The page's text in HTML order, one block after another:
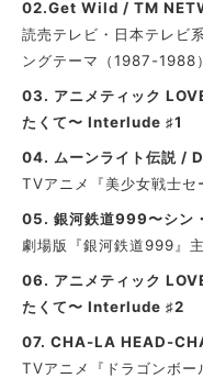
02.Get Wild / TM
読売テレビ・日本テレビ
ングテーマ（1987-1988）
03. アニメティック
たくて〜 Interlude ♯1
04. ムーンライト伝説 /
TVアニメ『美少女戦士セ
05. 銀河鉄道999〜シン
劇場版『銀河鉄道999』
06. アニメティック
たくて〜 Interlude ♯2
07. CHA-LA HEAD-
TVアニメ『ドラゴンボー